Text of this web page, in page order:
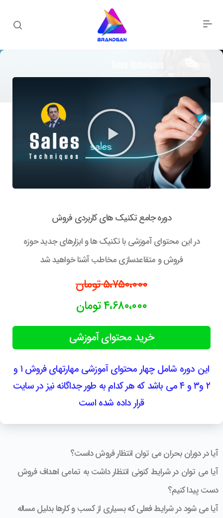
دوره جامع تکنیک های کاربردی فروش
در این محتوای آموزشی با تکنیک ها و ابزارهای جدید حوزه
فروش و متقاعدسازی مخاطب آشنا خواهید شد
۵،۷۵۰،۰۰۰ تومان
۴،۶۸۰،۰۰۰ تومان
خرید محتوای آموزشی
این دوره شامل چهار محتوای آموزشی مهارتهای فروش ۱ و
۲ و۳ و ۴ می باشد که هر کدام به طور جداگانه نیز در سایت
قرار داده شده است
آیا در دوران بحران می توان انتظار فروش داست؟
آیا می توان در شرایط کنونی انتظار داشت به تمامی اهداف فروش
دست پیدا کنیم؟
آیا می شود در شرایط فعلی که بسیاری از کسب و کارها بدلیل مساله